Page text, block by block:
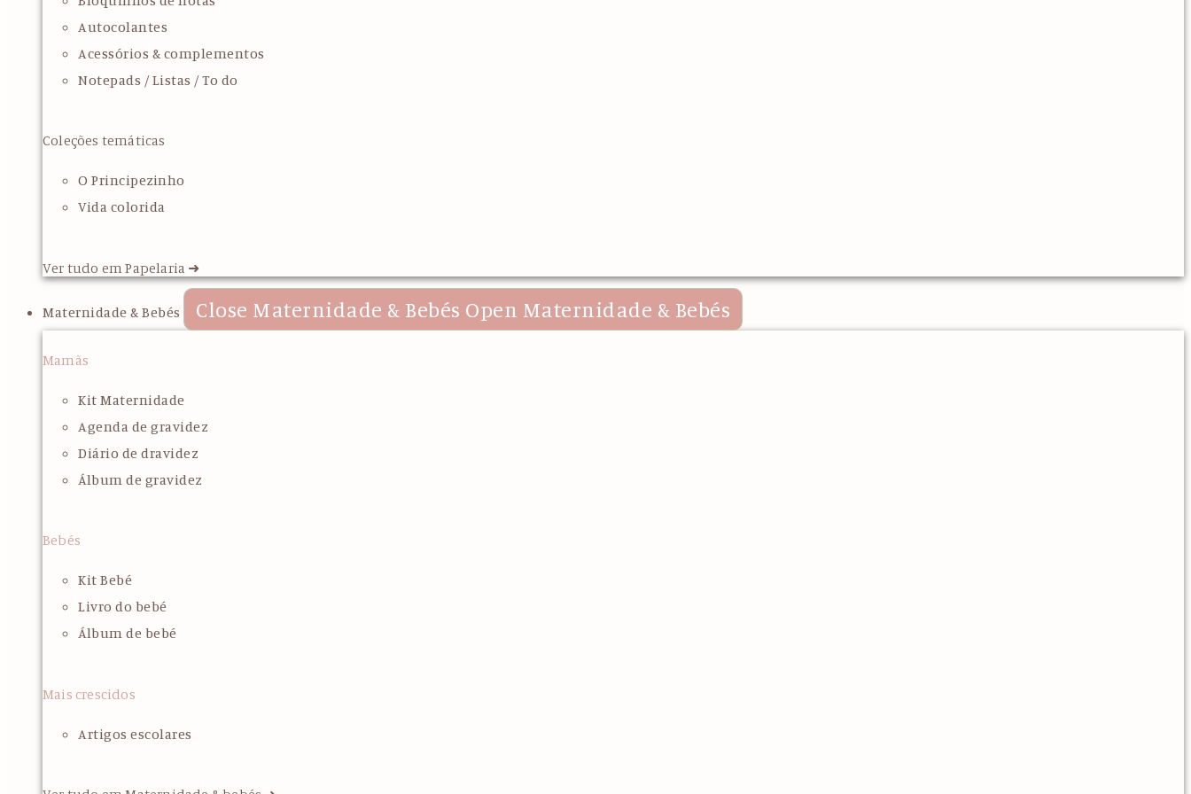
Autocolantes
Acessórios & complementos
Notepads / Listas / To do
Coleções temáticas
O Principezinho
Vida colorida
Ver tudo em Papelaria ➜
Maternidade & Bebés Close Maternidade & Bebés Open Maternidade & Bebés
Mamãs
Kit Maternidade
Agenda de gravidez
Diário de dravidez
Álbum de gravidez
Bebés
Kit Bebé
Livro do bebé
Álbum de bebé
Mais crescidos
Artigos escolares